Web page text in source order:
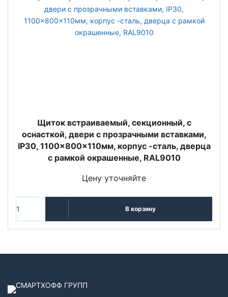
Щиток встраиваемый, секционный, с
оснасткой, двери с прозрачными вставками,
IP30, 1100x800x110мм, корпус -сталь, дверца
с рамкой окрашенные, RAL9010
Цену уточняйте
В корзину